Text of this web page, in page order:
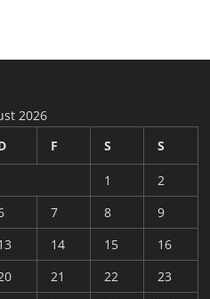
2026
F S S
1
2
7 8
9
14 15
16
21 22
23